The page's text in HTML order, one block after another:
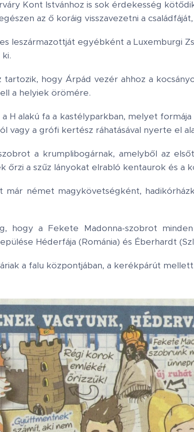
Kont Istvánhoz is sok érdekesség
az ő koráig visszavezetni a
leszármazottját egyébként a Luxemburgi
tartozik, hogy Árpád vezér ahhoz a
a helyiek örömére.
H alakú fa a kastélyparkban, melyet
vagy a grófi kertész ráhatásával nyerte el
a krumplibogárnak, amelyből az
őrzi a szűz lányokat elrabló kentaurok és a
német magykövetségként,
hogy a Fekete Madonna-szobrot
Héderfája (Románia) és Éberhardt
a falu központjában, a kerékpárút